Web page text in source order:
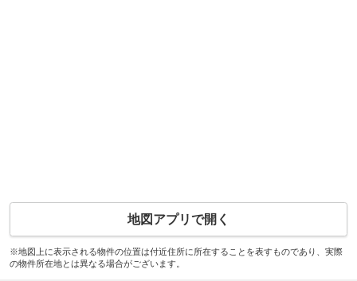
地図アプリで開く
※地図上に表示される物件の位置は付近住所に所在することを表すものであり、実際
の物件所在地とは異なる場合がございます。